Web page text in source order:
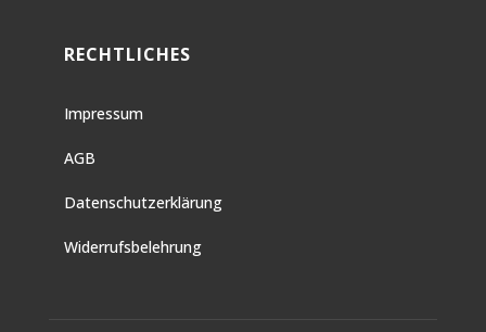
RECHTLICHES
Impressum
AGB
Datenschutzerklärung
Widerrufsbelehrung